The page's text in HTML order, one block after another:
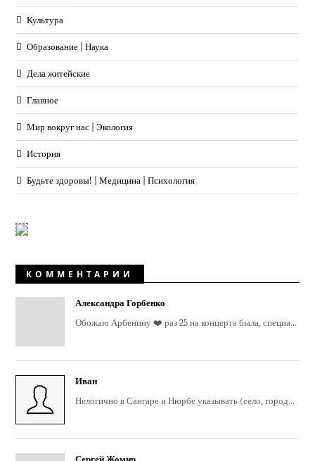
Культура
Образование | Наука
Дела житейские
Главное
Мир вокруг нас | Экология
История
Будьте здоровы! | Медицина | Психология
КОММЕНТАРИИ
Александра Горбенко
Обожаю Арбенину ❤️ раз 25 на концерта была, специа...
Иван
Нелогично в Сангаре и Нюрбе указывать (село, город...